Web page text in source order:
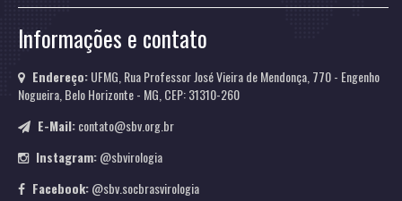
Informações e contato
Endereço:UFMG, Rua Professor José Vieira de Mendonça, 770 - Engenho
Nogueira, Belo Horizonte - MG, CEP: 31310-260
E-Mail:contato@sbv.org.br
Instagram:@sbvirologia
Facebook:@sbv.socbrasvirologia